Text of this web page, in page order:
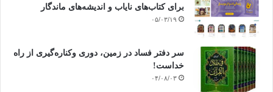
برای کتاب‌های نایاب و اندیشه‌های ماندگار
۰۵/۰۳/۱۹
سر دفتر فساد در زمین‌، دوری وکناره‌گیری از راه
خداست‌!
۰۴/۰۸/۰۳